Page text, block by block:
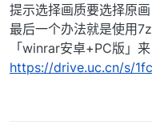
提示选择画质要选择原画
最后一个办法就是使用
「winrar安卓+PC版」
https://drive.uc.cn/s/